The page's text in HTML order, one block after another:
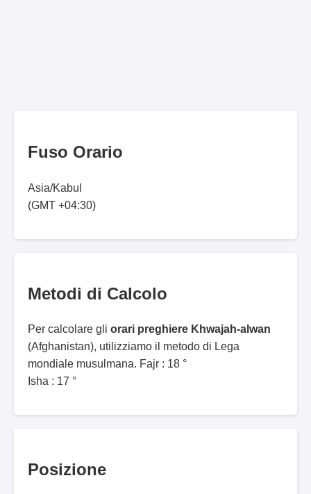
Fuso Orario
Asia/Kabul
(GMT +04:30)
Metodi di Calcolo
Per calcolare gli orari preghiere Khwajah-alwan
(Afghanistan), utilizziamo il metodo di Lega
mondiale musulmana. Fajr : 18 °
Isha : 17 °
Posizione